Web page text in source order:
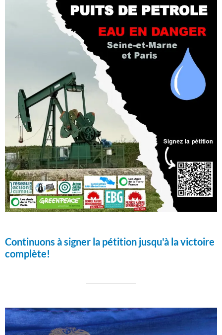
Continuons à signer la pétition jusqu'à la victoire
complète!